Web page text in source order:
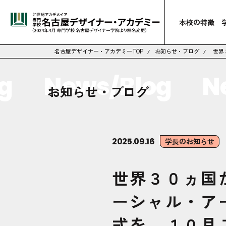
本校の特徴
名古屋デザイナー・アカデミーTOP お知らせ・ブログ 世界
News/Blog
お知らせ・ブログ
2025.09.16 学長のお知らせ
世界３０ヵ国
ーシャル・